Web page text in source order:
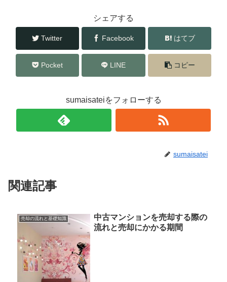
k
シェアする
Twitter Facebook はてブ
Pocket LINE コピー
sumaisateiをフォローする
sumaisatei
関連記事
売却の流れと基礎知識
中古マンションを売却する際の
流れと売却にかかる期間